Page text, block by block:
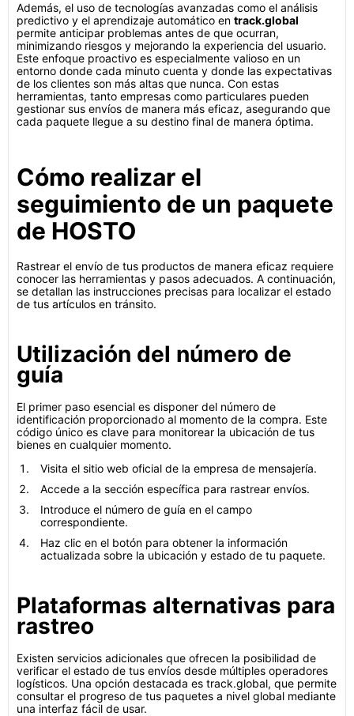
Además, el uso de tecnologías avanzadas como el análisis
predictivo y el aprendizaje automático en track.global
permite anticipar problemas antes de que ocurran,
minimizando riesgos y mejorando la experiencia del usuario.
Este enfoque proactivo es especialmente valioso en un
entorno donde cada minuto cuenta y donde las expectativas
de los clientes son más altas que nunca. Con estas
herramientas, tanto empresas como particulares pueden
gestionar sus envíos de manera más eficaz, asegurando que
cada paquete llegue a su destino final de manera óptima.
Cómo realizar el
seguimiento de un paquete
de HOSTO
Rastrear el envío de tus productos de manera eficaz requiere
conocer las herramientas y pasos adecuados. A continuación,
se detallan las instrucciones precisas para localizar el estado
de tus artículos en tránsito.
Utilización del número de
guía
El primer paso esencial es disponer del número de
identificación proporcionado al momento de la compra. Este
código único es clave para monitorear la ubicación de tus
bienes en cualquier momento.
Visita el sitio web oficial de la empresa de mensajería.
Accede a la sección específica para rastrear envíos.
Introduce el número de guía en el campo
correspondiente.
Haz clic en el botón para obtener la información
actualizada sobre la ubicación y estado de tu paquete.
Plataformas alternativas para
rastreo
Existen servicios adicionales que ofrecen la posibilidad de
verificar el estado de tus envíos desde múltiples operadores
logísticos. Una opción destacada es track.global, que permite
consultar el progreso de tus paquetes a nivel global mediante
una interfaz fácil de usar.